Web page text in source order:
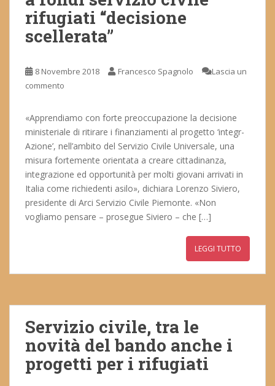
rifugiati “decisione
scellerata”
8 Novembre 2018 Francesco Spagnolo
Lascia un
commento
«Apprendiamo con forte preoccupazione la decisione
ministeriale di ritirare i finanziamenti al progetto ‘integr-
Azione’, nell’ambito del Servizio Civile Universale, una
misura fortemente orientata a creare cittadinanza,
integrazione ed opportunità per molti giovani arrivati in
Italia come richiedenti asilo», dichiara Lorenzo Siviero,
presidente di Arci Servizio Civile Piemonte. «Non
vogliamo pensare – prosegue Siviero – che […]
LEGGI TUTTO
Servizio civile, tra le
novità del bando anche i
progetti per i rifugiati